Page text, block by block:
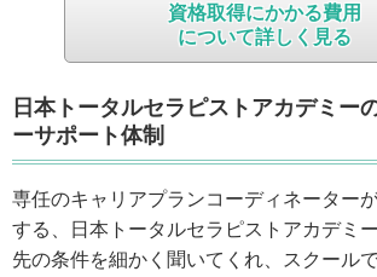
資格取得にかかる費用
について詳しく見る
日本トータルセラピストアカデミー
ーサポート体制
専任のキャリアプランコーディネーター
する、日本トータルセラピストアカデミ
先の条件を細かく聞いてくれ、スクール